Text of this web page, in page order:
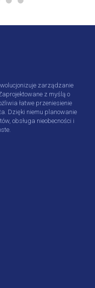
zarządzanie
z myślą o
łatwe przeniesienie
Dzięki niemu planowanie
obsługa nieobecności i